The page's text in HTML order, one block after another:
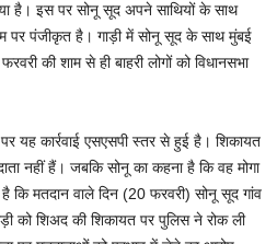
है। इस पर सोनू सूद अपने साथियों के साथ
पर पंजीकृत है। गाड़ी में सोनू सूद के साथ मुंबई
की शाम से ही बाहरी लोगों को विधानसभा
यह कार्रवाई एसएसपी स्तर से हुई है। शिकायत
नहीं हैं। जबकि सोनू का कहना है कि वह मोगा
मतदान वाले दिन (20 फरवरी) सोनू सूद गांव
को शिअद की शिकायत पर पुलिस ने रोक ली